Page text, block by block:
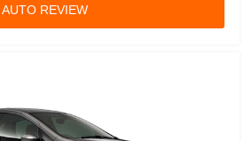
AUTO REVIEW